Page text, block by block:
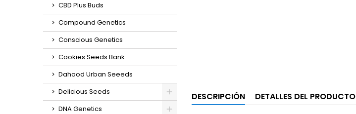
CBD Plus Buds
Compound Genetics
Conscious Genetics
Cookies Seeds Bank
Dahood Urban Seeeds
Delicious Seeds
DNA Genetics
DESCRIPCIÓN DETALLES DEL PRODUCTO